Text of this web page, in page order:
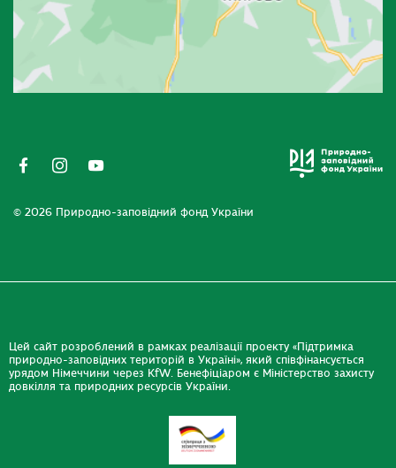
© 2026 Природно-заповідний фонд України
Цей сайт розроблений в рамках реалізації проекту «Підтримка
природно-заповідних територій в Україні», який співфінансується
урядом Німеччини через KfW. Бенефіціаром є Міністерство захисту
довкілля та природних ресурсів України.